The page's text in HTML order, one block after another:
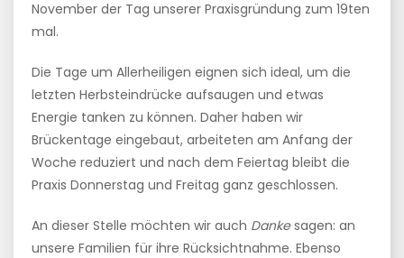
November der Tag unserer Praxisgründung zum 19ten
mal.
Die Tage um Allerheiligen eignen sich ideal, um die
letzten Herbsteindrücke aufsaugen und etwas
Energie tanken zu können. Daher haben wir
Brückentage eingebaut, arbeiteten am Anfang der
Woche reduziert und nach dem Feiertag bleibt die
Praxis Donnerstag und Freitag ganz geschlossen.
An dieser Stelle möchten wir auch Dankesagen: an
unsere Familien für ihre Rücksichtnahme. Ebenso